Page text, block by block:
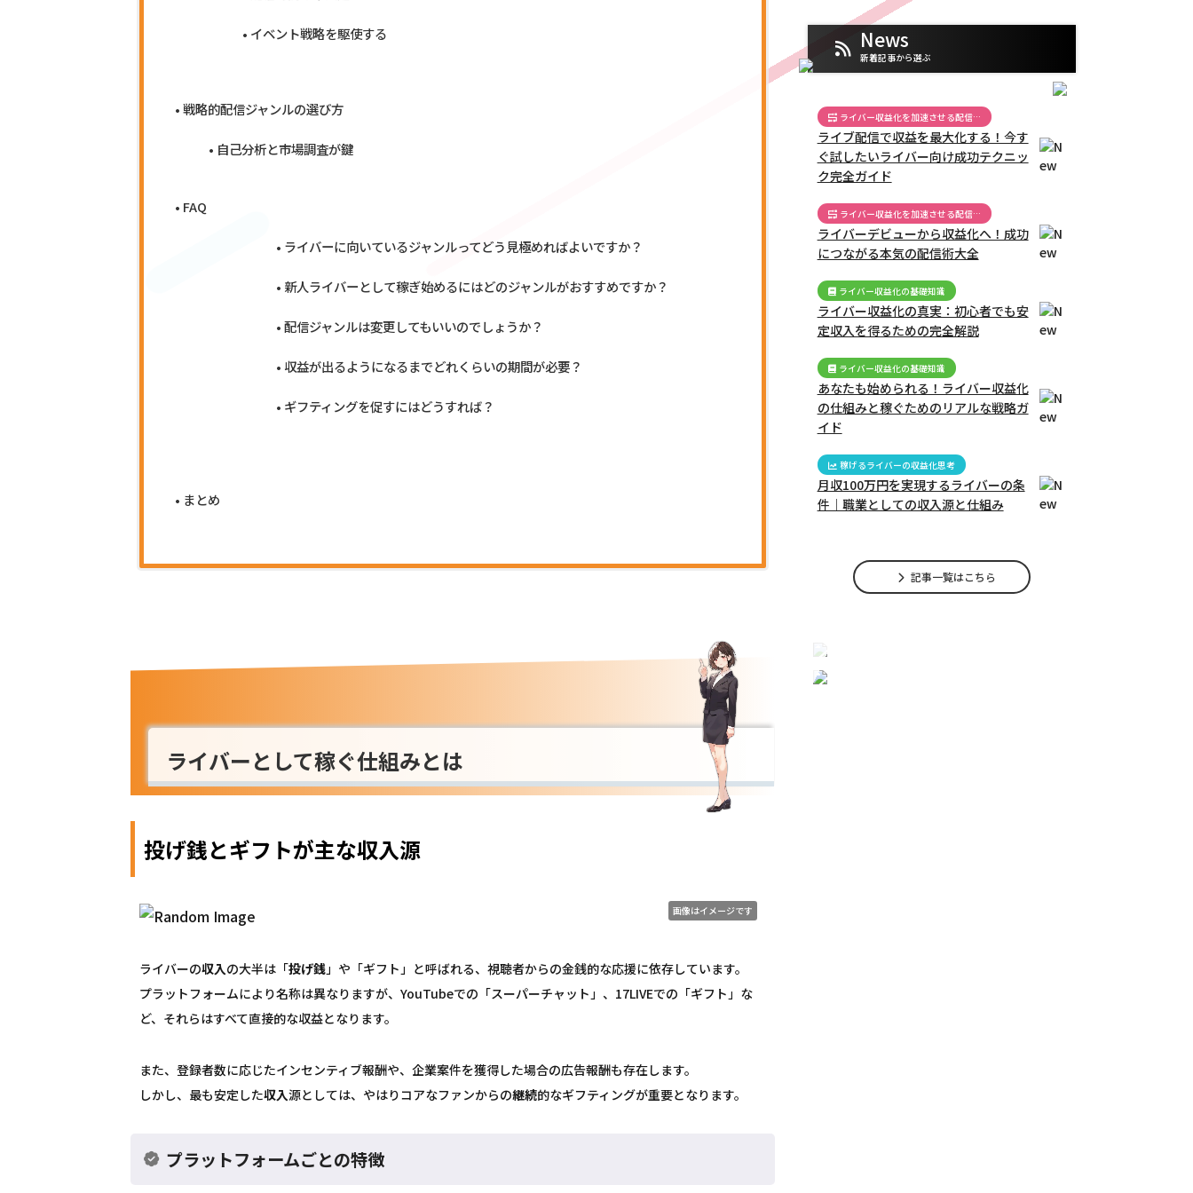
イベント戦略を駆使する
戦略的配信ジャンルの選び方
自己分析と市場調査が鍵
FAQ
ライバーに向いているジャンルってどう見極めればよいですか？
新人ライバーとして稼ぎ始めるにはどのジャンルがおすすめですか？
配信ジャンルは変更してもいいのでしょうか？
収益が出るようになるまでどれくらいの期間が必要？
ギフティングを促すにはどうすれば？
まとめ
ライバーとして稼ぐ仕組みとは
投げ銭とギフトが主な収入源
画像はイメージです
ライバーの収入の大半は「投げ銭」や「ギフト」と呼ばれる、視聴者からの金銭的な応援に依存しています。
プラットフォームにより名称は異なりますが、YouTubeでの「スーパーチャット」、17LIVEでの「ギフト」な
ど、それらはすべて直接的な収益となります。
また、登録者数に応じたインセンティブ報酬や、企業案件を獲得した場合の広告報酬も存在します。
しかし、最も安定した収入源としては、やはりコアなファンからの継続的なギフティングが重要となります。
プラットフォームごとの特徴
News
新着記事から選ぶ
ライバー収益化を加速させる配信…
ライブ配信で収益を最大化する！今す
ぐ試したいライバー向け成功テクニッ
ク完全ガイド
ライバー収益化を加速させる配信…
ライバーデビューから収益化へ！成功
につながる本気の配信術大全
ライバー収益化の基礎知識
ライバー収益化の真実：初心者でも安
定収入を得るための完全解説
ライバー収益化の基礎知識
あなたも始められる！ライバー収益化
の仕組みと稼ぐためのリアルな戦略ガ
イド
稼げるライバーの収益化思考
月収100万円を実現するライバーの条
件｜職業としての収入源と仕組み
記事一覧はこちら